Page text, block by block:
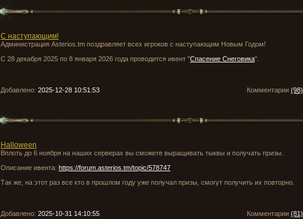
С наступающим!
Администрация Asterios.tm поздравляет всех игроков с наступающим Новым Годом!
С 28 декабря 2025 по 8 января 2026 года проводится ивент "Спасение Снеговика".
Комментарии (98)
Добавлено: 2025-12-28 10:51:53
Halloween
Вплоть до 6 ноября на наших серверах вы сможете выращивать тыквы и получать призы.
Описание ивента: https://forum.asterios.tm/topic/578747
Так же, на этот раз все кто в прошлом году уже получал призы, смогут получить их повторно.
Комментарии (81)
Добавлено: 2025-10-31 14:10:55